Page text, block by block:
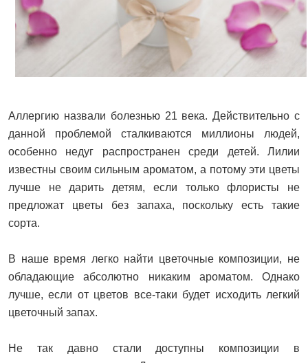
Аллергию назвали болезнью 21 века. Действительно с
данной проблемой сталкиваются миллионы людей,
особенно недуг распространен среди детей. Лилии
известны своим сильным ароматом, а потому эти цветы
лучше не дарить детям, если только флористы не
предложат цветы без запаха, поскольку есть такие
сорта.
В наше время легко найти цветочные композиции, не
обладающие абсолютно никаким ароматом. Однако
лучше, если от цветов все-таки будет исходить легкий
цветочный запах.
Не так давно стали доступны композиции в